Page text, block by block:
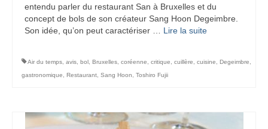
entendu parler du restaurant San à Bruxelles et du
concept de bols de son créateur Sang Hoon Degeimbre.
Son idée, qu’on peut caractériser … Lire la suite­­
Air du temps avis bol Bruxelles coréenne critique cuillère cuisine Degeimbre
gastronomique
Restaurant Sang Hoon Toshiro Fujii